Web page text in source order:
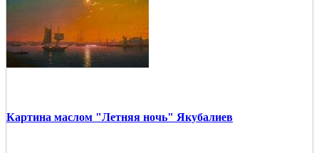
Картина маслом "Летняя ночь" Якубалиев